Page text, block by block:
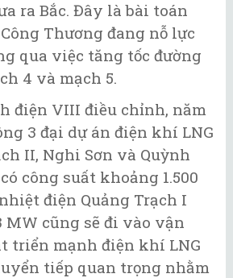
ra Bắc. Đây là bài toán
Thương đang nỗ lực
qua việc tăng tốc đường
4 và mạch 5.
điện VIII điều chỉnh, năm
3 đại dự án điện khí LNG
II, Nghi Sơn và Quỳnh
công suất khoảng 1.500
điện Quảng Trạch I
MW cũng sẽ đi vào vận
triển mạnh điện khí LNG
tiếp quan trọng nhằm